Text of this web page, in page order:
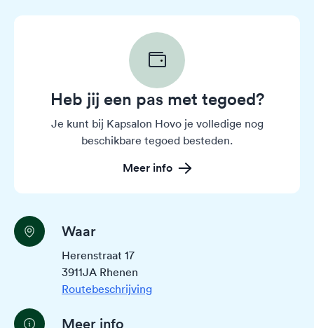
Heb jij een pas met tegoed?
Je kunt bij Kapsalon Hovo je volledige nog
beschikbare tegoed besteden.
Meer info
Waar
Herenstraat 17
3911JA Rhenen
Routebeschrijving
Meer info